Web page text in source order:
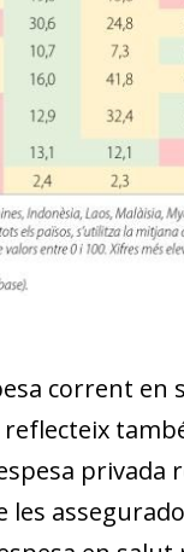
corrent
privada